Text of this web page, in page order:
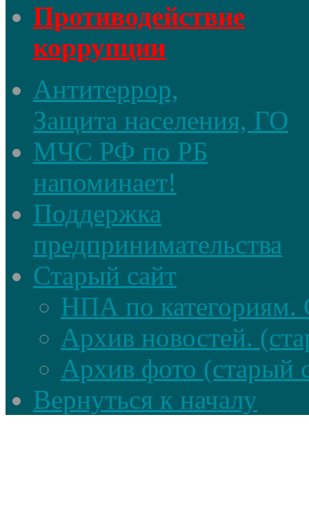
Противодействие
коррупции
Антитеррор,
Защита населения, ГО
МЧС РФ по РБ
напоминает!
Поддержка
предпринимательства
Старый сайт
НПА по категориям.
Архив новостей.
Архив фото (старый
Вернуться к началу